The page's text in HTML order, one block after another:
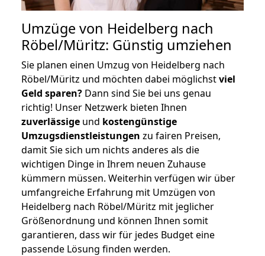
Umzüge von Heidelberg nach
Röbel/Müritz: Günstig umziehen
Sie planen einen Umzug von Heidelberg nach
Röbel/Müritz und möchten dabei möglichstviel
Geld sparen? Dann sind Sie bei uns genau
richtig! Unser Netzwerk bieten Ihnen
zuverlässige und kostengünstige
Umzugsdienstleistungen zu fairen Preisen,
damit Sie sich um nichts anderes als die
wichtigen Dinge in Ihrem neuen Zuhause
kümmern müssen. Weiterhin verfügen wir über
umfangreiche Erfahrung mit Umzügen von
Heidelberg nach Röbel/Müritz mit jeglicher
Größenordnung und können Ihnen somit
garantieren, dass wir für jedes Budget eine
passende Lösung finden werden.